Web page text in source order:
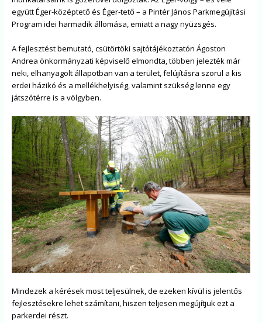
együtt Éger-középtető és Éger-tető – a Pintér János Parkmegújítási
Program idei harmadik állomása, emiatt a nagy nyüzsgés.
A fejlesztést bemutató, csütörtöki sajtótájékoztatón Ágoston
Andrea önkormányzati képviselő elmondta, többen jelezték már
neki, elhanyagolt állapotban van a terület, felújításra szorul a kis
erdei házikó és a mellékhelyiség, valamint szükség lenne egy
játszótérre is a völgyben.
Mindezek a kérések most teljesülnek, de ezeken kívül is jelentős
fejlesztésekre lehet számítani, hiszen teljesen megújítjuk ezt a
parkerdei részt.